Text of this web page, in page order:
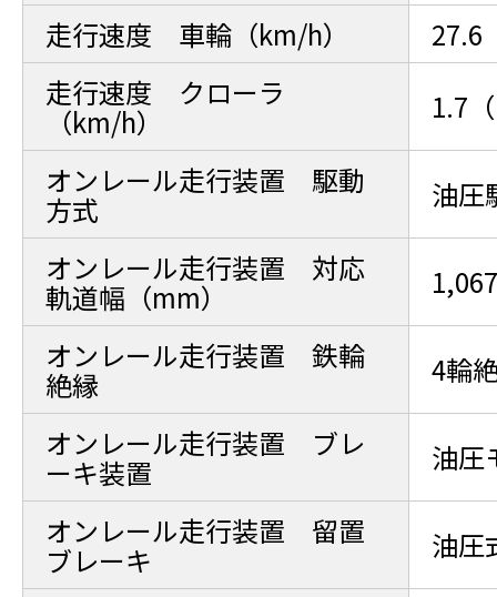
走行速度 車輪（km/h）
27.6
走行速度 クローラ
（km/h）
1.7
オンレール走行装置 駆動
方式
油圧
オンレール走行装置 対応
軌道幅（mm）
オンレール走行装置 鉄輪
絶縁
4輪
オンレール走行装置 ブレ
ーキ装置
油圧
オンレール走行装置 留置
ブレーキ
油圧